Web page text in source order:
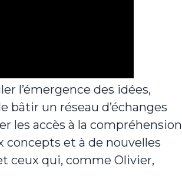
l’émergence des idées,
bâtir un réseau d’échanges
les accès à la compréhension
concepts et à de nouvelles
ceux qui, comme Olivier,